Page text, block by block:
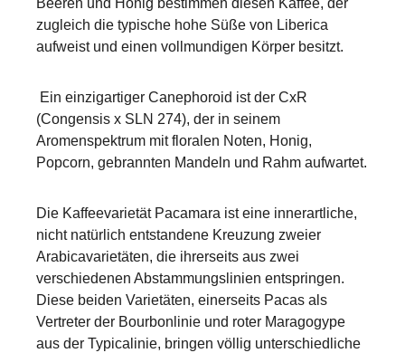
Beeren und Honig bestimmen diesen Kaffee, der
zugleich die typische hohe Süße von Liberica
aufweist und einen vollmundigen Körper besitzt.
Ein einzigartiger Canephoroid ist der CxR
(Congensis x SLN 274), der in seinem
Aromenspektrum mit floralen Noten, Honig,
Popcorn, gebrannten Mandeln und Rahm aufwartet.
Die Kaffeevarietät Pacamara ist eine innerartliche,
nicht natürlich entstandene Kreuzung zweier
Arabicavarietäten, die ihrerseits aus zwei
verschiedenen Abstammungslinien entspringen.
Diese beiden Varietäten, einerseits Pacas als
Vertreter der Bourbonlinie und roter Maragogype
aus der Typicalinie, bringen völlig unterschiedliche